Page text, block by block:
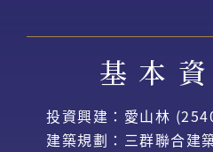
基本
投資興建：愛山林
建築規劃：三群聯合建